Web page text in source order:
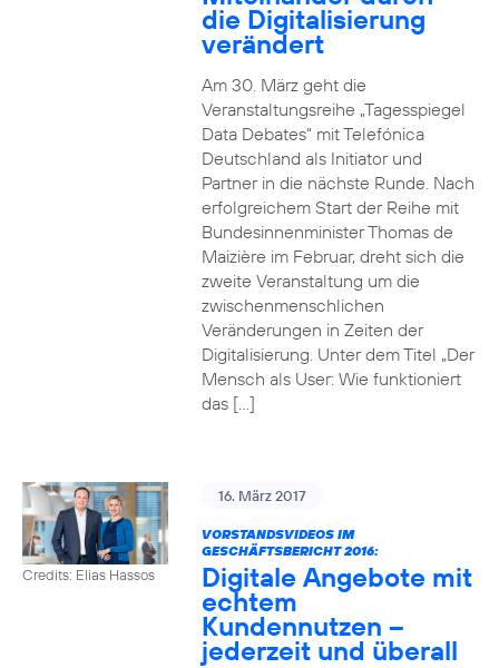
die Digitalisierung
verändert
Am 30. März geht die
Veranstaltungsreihe „Tagesspiegel
Data Debates“ mit Telefónica
Deutschland als Initiator und
Partner in die nächste Runde. Nach
erfolgreichem Start der Reihe mit
Bundesinnenminister Thomas de
Maizière im Februar, dreht sich die
zweite Veranstaltung um die
zwischenmenschlichen
Veränderungen in Zeiten der
Digitalisierung. Unter dem Titel „Der
Mensch als User: Wie funktioniert
das […]
Credits: Elias Hassos
16. März 2017
VORSTANDSVIDEOS IM
GESCHÄFTSBERICHT 2016:
Digitale Angebote mit
echtem
Kundennutzen –
jederzeit und überall